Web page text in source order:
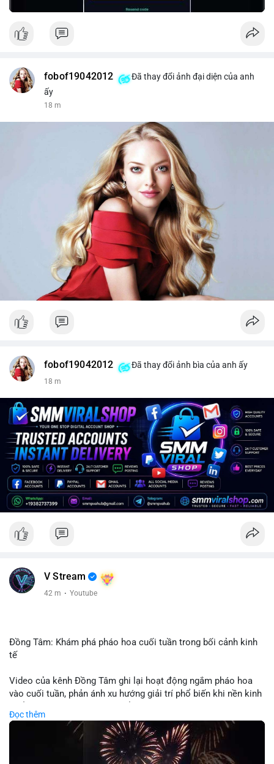
fobof19042012
Đã thay đổi ảnh đại diện của anh
ấy
18 m
fobof19042012 Đã thay đổi ảnh bìa của anh ấy
18 m
V Stream
42 m · Youtube
Đồng Tâm: Khám phá pháo hoa cuối tuần trong bối cảnh kinh
tế
Video của kênh Đồng Tâm ghi lại hoạt động ngắm pháo hoa
vào cuối tuần, phản ánh xu hướng giải trí phổ biến khi nền kinh
trải nghiệm hơn là đầu tư vào tài sản vật chất. Trong bối cảnh
lãi suất ổn định và thị trường crypto ổn định, hoạt động giải trí
như vậy thường tăng trưởng khi người dân có khả năng chi
tiêu. Tuy nhiên, sự ưu tiên giải trí có thể ảnh hưởng đến tỷ lệ
Đọc thêm